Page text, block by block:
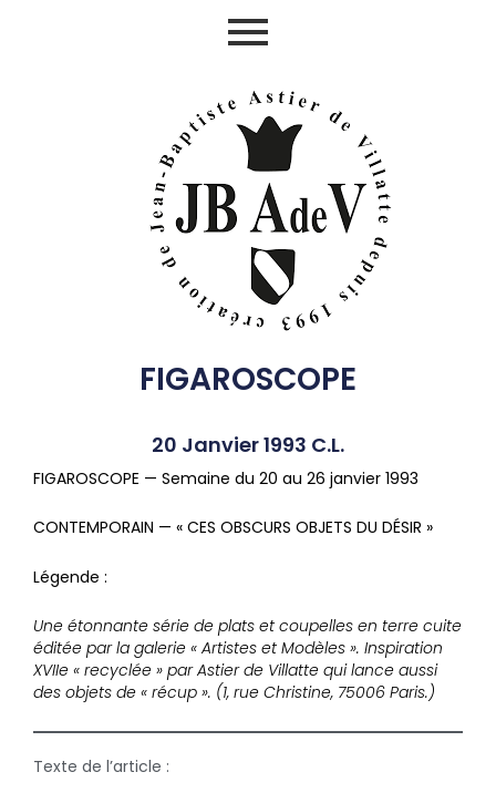
FIGAROSCOPE
20 Janvier 1993 C.L.
FIGAROSCOPE — Semaine du 20 au 26 janvier 1993
CONTEMPORAIN — « CES OBSCURS OBJETS DU DÉSIR »
Légende :
Une étonnante série de plats et coupelles en terre cuite
éditée par la galerie « Artistes et Modèles ». Inspiration
XVIIe « recyclée » par Astier de Villatte qui lance aussi
des objets de « récup ». (1, rue Christine, 75006 Paris.)
Texte de l’article :